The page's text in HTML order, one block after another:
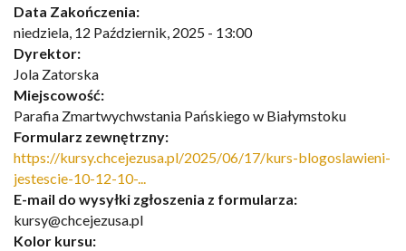
Data Zakończenia:
niedziela, 12 Październik, 2025 - 13:00
Dyrektor:
Jola Zatorska
Miejscowość:
Parafia Zmartwychwstania Pańskiego w Białymstoku
Formularz zewnętrzny:
https://kursy.chcejezusa.pl/2025/06/17/kurs-blogoslawieni-
jestescie-10-12-10-...
E-mail do wysyłki zgłoszenia z formularza:
kursy@chcejezusa.pl
Kolor kursu: